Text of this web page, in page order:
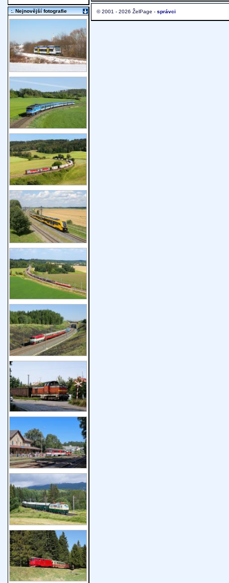
© 2001 - 2026 ŽelPage - správci
:. Nejnovější fotografie